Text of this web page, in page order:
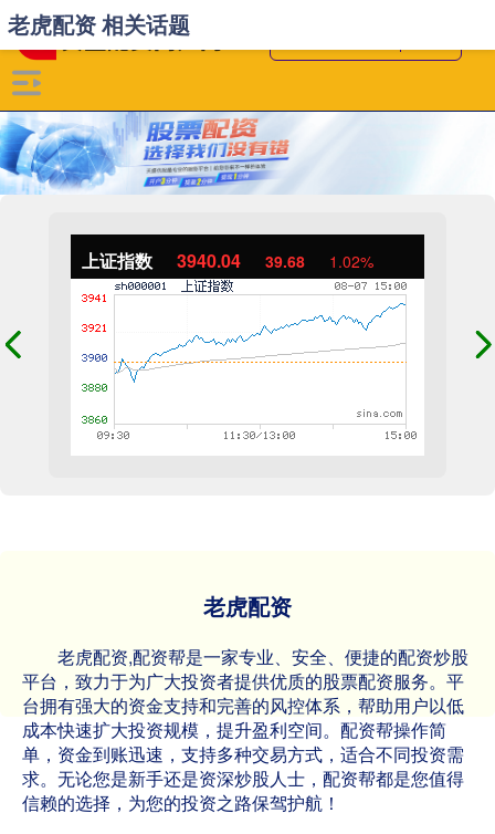
上证指数 3940.04 39.68 1.02%
老虎配资
老虎配资,配资帮是一家专业、安全、便捷的配资炒股
平台，致力于为广大投资者提供优质的股票配资服务。平
台拥有强大的资金支持和完善的风控体系，帮助用户以低
成本快速扩大投资规模，提升盈利空间。配资帮操作简
单，资金到账迅速，支持多种交易方式，适合不同投资需
求。无论您是新手还是资深炒股人士，配资帮都是您值得
信赖的选择，为您的投资之路保驾护航！
老虎配资 相关话题